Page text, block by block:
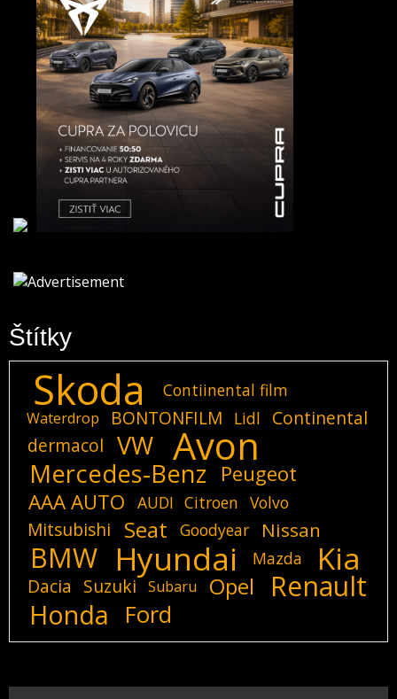
Štítky
Skoda Contiinental film
Waterdrop BONTONFILM Lidl
Continental
dermacol
VW Avon
Mercedes-Benz
Peugeot
AAA AUTO
AUDI Citroen Volvo
Mitsubishi Seat Goodyear Nissan
BMW Hyundai Mazda Kia
Dacia Suzuki Subaru Opel Renault
Honda Ford